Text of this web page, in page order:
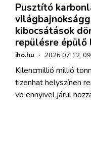
Pusztító
kibocsátások
repülésre
iho.hu · 2026.07.12.
Kilencmillió millió
tizenhat helyszínen
vb ennyivel járul